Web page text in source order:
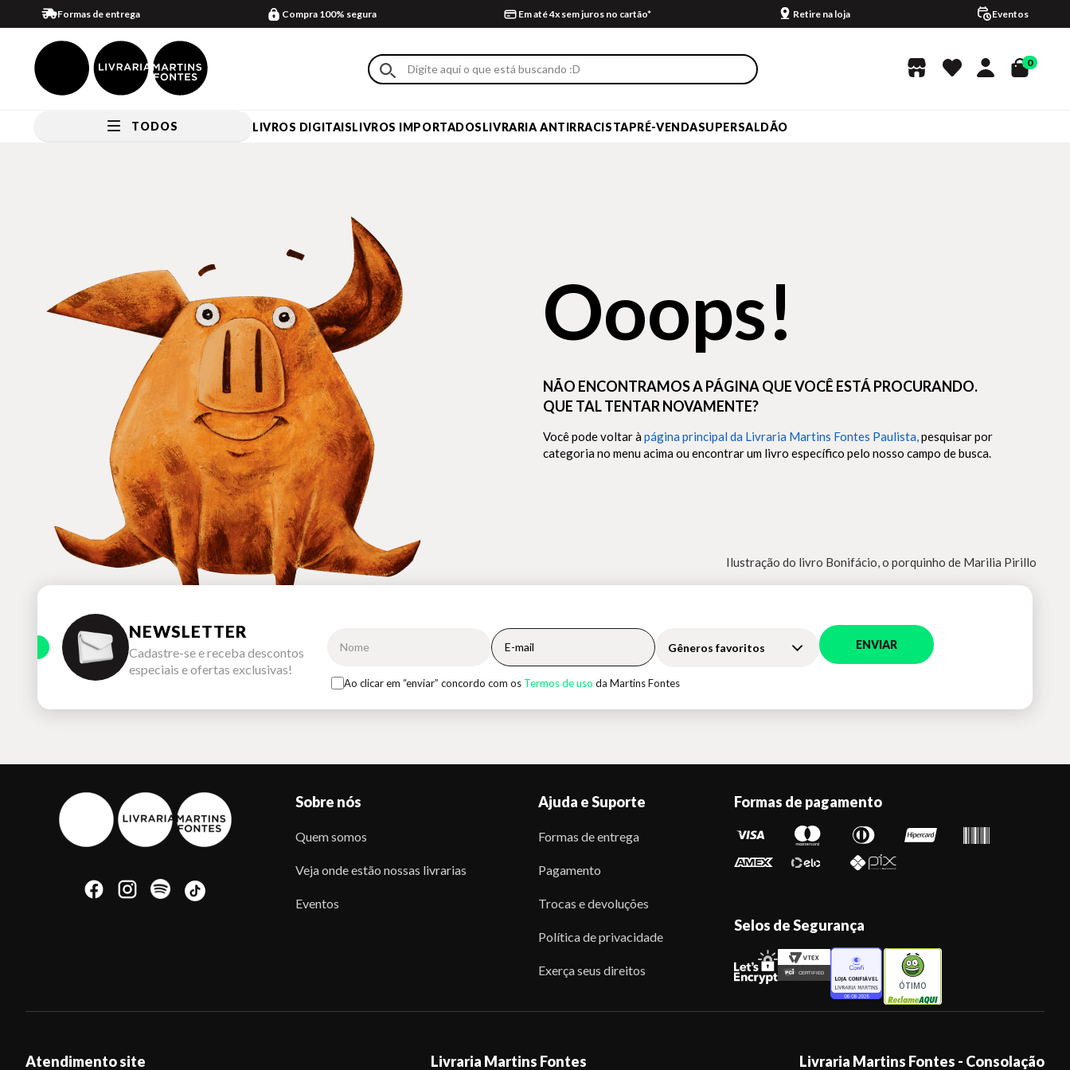
Formas de entrega Compra 100% segura Em até 4x sem juros no cartão* Retire na loja Eventos
0
TODOS LIVROS DIGITAISLIVROS IMPORTADOSLIVRARIA ANTIRRACISTAPRÉ-VENDASUPERSALDÃO
Ooops!
NÃO ENCONTRAMOS A PÁGINA QUE VOCÊ ESTÁ PROCURANDO.
QUE TAL TENTAR NOVAMENTE?
Você pode voltar à página principal da Livraria Martins Fontes Paulista,pesquisar por
categoria no menu acima ou encontrar um livro específico pelo nosso campo de busca.
Ilustração do livro Bonifácio, o porquinho de Marilia Pirillo
NEWSLETTER
Cadastre-se e receba descontos
especiais e ofertas exclusivas!
Gêneros favoritos ENVIAR
Ao clicar em “enviar” concordo com os Termos de uso da Martins Fontes
Sobre nós
Quem somos
Veja onde estão nossas livrarias
Eventos
Ajuda e Suporte
Formas de entrega
Pagamento
Trocas e devoluções
Política de privacidade
Exerça seus direitos
Formas de pagamento
Selos de Segurança
ÓTIMO
Atendimento site Livraria Martins Fontes Livraria Martins Fontes - Consolação